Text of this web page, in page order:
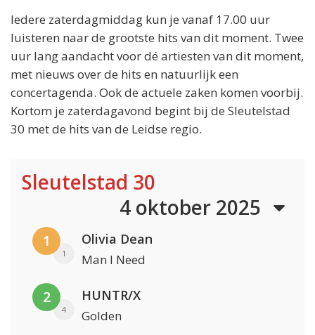
Iedere zaterdagmiddag kun je vanaf 17.00 uur
luisteren naar de grootste hits van dit moment. Twee
uur lang aandacht voor dé artiesten van dit moment,
met nieuws over de hits en natuurlijk een
concertagenda. Ook de actuele zaken komen voorbij.
Kortom je zaterdagavond begint bij de Sleutelstad
30 met de hits van de Leidse regio.
Sleutelstad 30
4 oktober 2025
1
1
Olivia Dean
Man I Need
2
4
HUNTR/X
Golden